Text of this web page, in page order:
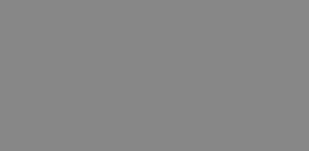
door
als klant-
bij
het kan ook